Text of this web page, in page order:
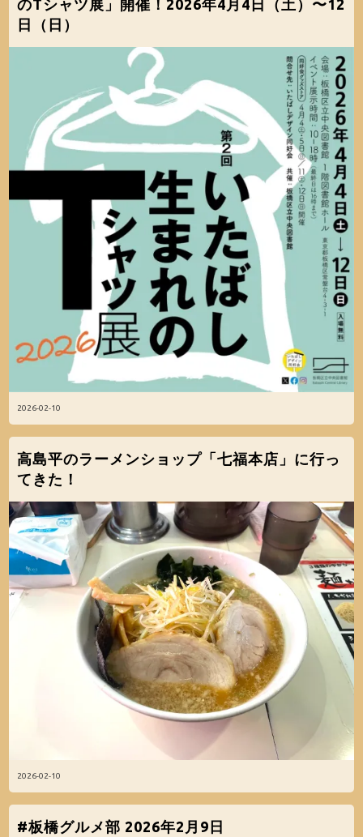
2026-02-10
のTシャツ展」開催！2026年4月4日（土）〜12
日（日）
2026-02-10
高島平のラーメンショップ「七福本店」に行っ
てきた！
#板橋グルメ部 2026年2月9日